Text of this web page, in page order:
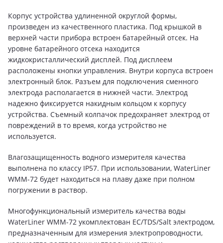
Корпус устройства удлиненной округлой формы,
произведен из качественного пластика. Под крышкой в
верхней части прибора встроен батарейный отсек. На
уровне батарейного отсека находится
жидкокристаллический дисплей. Под дисплеем
расположены кнопки управления. Внутри корпуса встроен
электронный блок. Разъем для подключения сменного
электрода располагается в нижней части. Электрод
надежно фиксируется накидным кольцом к корпусу
устройства. Съемный колпачок предохраняет электрод от
повреждений в то время, когда устройство не
используется.
Влагозащищенность водного измерителя качества
выполнена по классу IP57. При использовании, WaterLiner
WMM-72 будет находиться на плаву даже при полном
погружении в раствор.
Многофункциональный измеритель качества воды
WaterLiner WMM-72 укомплектован EC/TDS/Salt электродом,
предназначенным для измерения электропроводности,